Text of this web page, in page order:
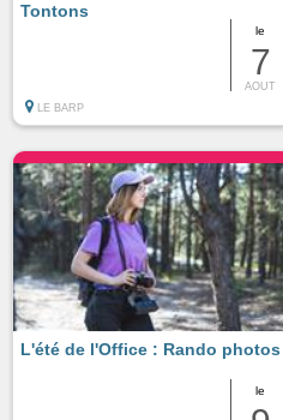
le
7
AOUT
Tontons
LE BARP
le
L'été de l'Office : Rando photos